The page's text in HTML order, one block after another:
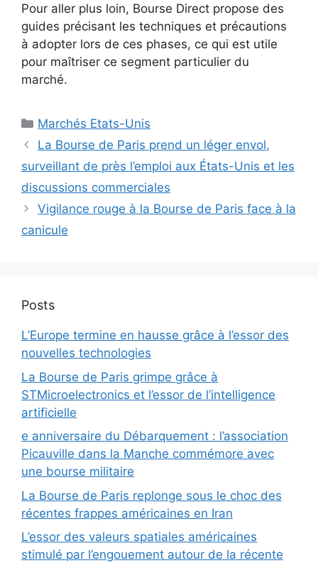
Pour aller plus loin, Bourse Direct propose des
guides précisant les techniques et précautions
à adopter lors de ces phases, ce qui est utile
pour maîtriser ce segment particulier du
marché.
Catégories
Marchés Etats-Unis
La Bourse de Paris prend un léger envol,
surveillant de près l’emploi aux États-Unis et les
discussions commerciales
Vigilance rouge à la Bourse de Paris face à la
canicule
Posts
L’Europe termine en hausse grâce à l’essor des
nouvelles technologies
La Bourse de Paris grimpe grâce à
STMicroelectronics et l’essor de l’intelligence
artificielle
e anniversaire du Débarquement : l’association
Picauville dans la Manche commémore avec
une bourse militaire
La Bourse de Paris replonge sous le choc des
récentes frappes américaines en Iran
L’essor des valeurs spatiales américaines
stimulé par l’engouement autour de la récente